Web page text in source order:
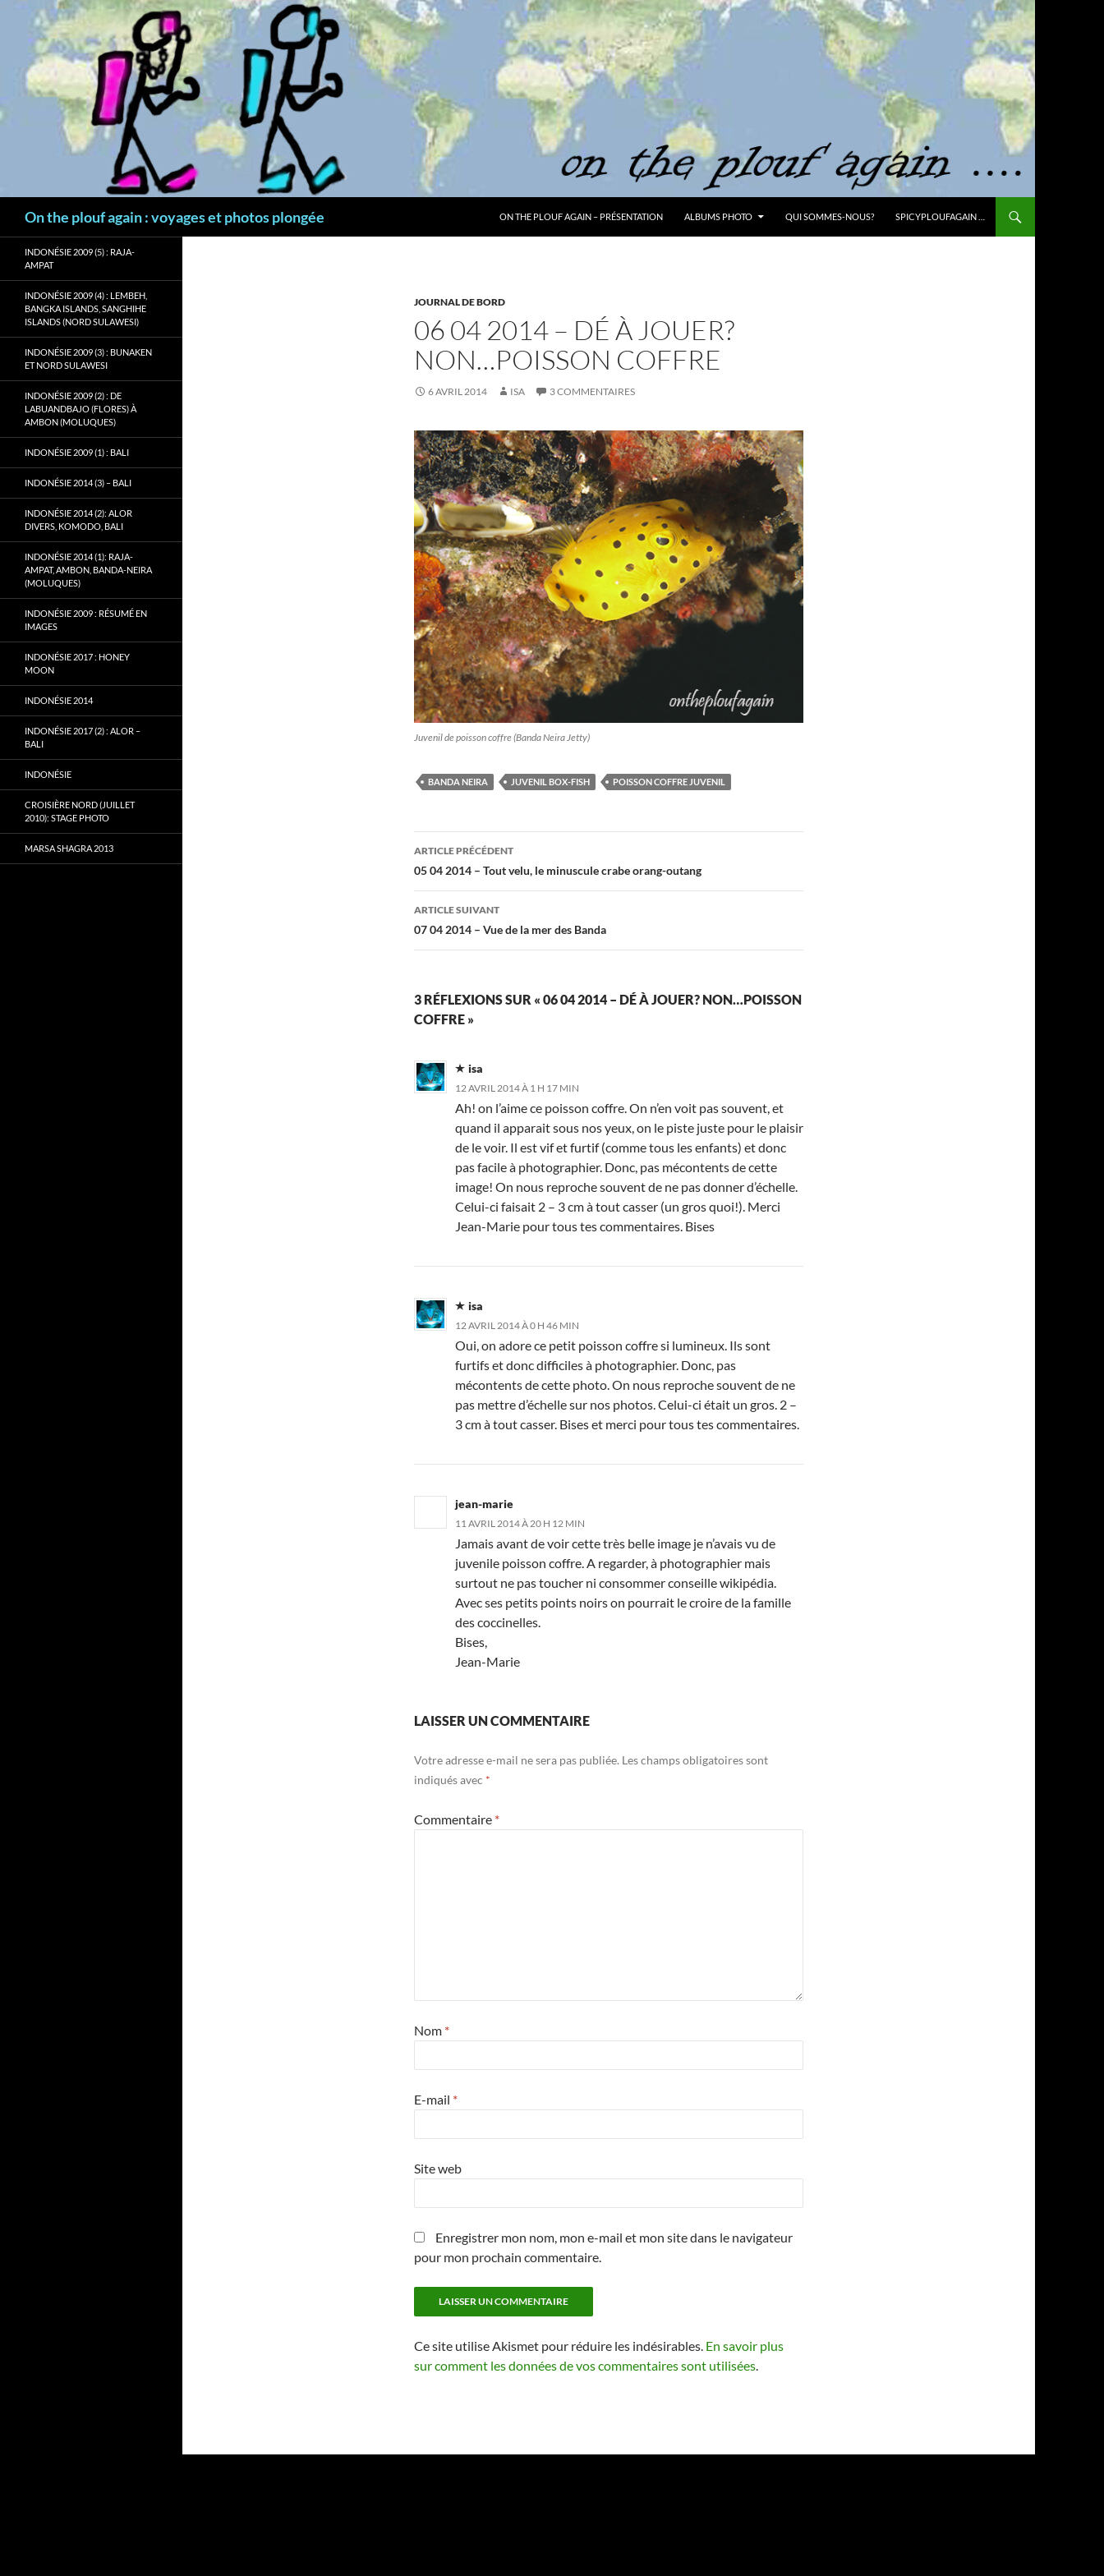
contenu
On the plouf again : voyages et photos plongée ON THE PLOUF AGAIN – PRÉSENTATION ALBUMS PHOTO QUI SOMMES-NOUS? SPICYPLOUFAGAIN …
JOURNAL DE BORD
06 04 2014 – DÉ À JOUER?
NON…POISSON COFFRE
6 AVRIL 2014 ISA 3 COMMENTAIRES
Juvenil de poisson coffre (Banda Neira Jetty)
BANDA NEIRA JUVENIL BOX-FISH POISSON COFFRE JUVENIL
Navigation
des
articles
ARTICLE PRÉCÉDENT
05 04 2014 – Tout velu, le minuscule crabe orang-outang
ARTICLE SUIVANT
07 04 2014 – Vue de la mer des Banda
3 RÉFLEXIONS SUR « 06 04 2014 – DÉ À JOUER? NON…POISSON
COFFRE »
isa
12 AVRIL 2014 À 1 H 17 MIN
Ah! on l’aime ce poisson coffre. On n’en voit pas souvent, et
quand il apparait sous nos yeux, on le piste juste pour le plaisir
de le voir. Il est vif et furtif (comme tous les enfants) et donc
pas facile à photographier. Donc, pas mécontents de cette
image! On nous reproche souvent de ne pas donner d’échelle.
Celui-ci faisait 2 – 3 cm à tout casser (un gros quoi!). Merci
Jean-Marie pour tous tes commentaires. Bises
isa
12 AVRIL 2014 À 0 H 46 MIN
Oui, on adore ce petit poisson coffre si lumineux. Ils sont
furtifs et donc difficiles à photographier. Donc, pas
mécontents de cette photo. On nous reproche souvent de ne
pas mettre d’échelle sur nos photos. Celui-ci était un gros. 2 –
3 cm à tout casser. Bises et merci pour tous tes commentaires.
jean-marie
11 AVRIL 2014 À 20 H 12 MIN
Jamais avant de voir cette très belle image je n’avais vu de
juvenile poisson coffre. A regarder, à photographier mais
surtout ne pas toucher ni consommer conseille wikipédia.
Avec ses petits points noirs on pourrait le croire de la famille
des coccinelles.
Bises,
Jean-Marie
LAISSER UN COMMENTAIRE
Votre adresse e-mail ne sera pas publiée. Les champs obligatoires sont
indiqués avec *
Commentaire *
Nom *
E-mail *
Site web
Enregistrer mon nom, mon e-mail et mon site dans le navigateur
pour mon prochain commentaire.
Ce site utilise Akismet pour réduire les indésirables. En savoir plus
sur comment les données de vos commentaires sont utilisées
INDONÉSIE 2009 (5) : RAJA-
AMPAT
INDONÉSIE 2009 (4) : LEMBEH,
BANGKA ISLANDS, SANGHIHE
ISLANDS (NORD SULAWESI)
INDONÉSIE 2009 (3) : BUNAKEN
ET NORD SULAWESI
INDONÉSIE 2009 (2) : DE
LABUANDBAJO (FLORES) À
AMBON (MOLUQUES)
INDONÉSIE 2009 (1) : BALI
INDONÉSIE 2014 (3) – BALI
INDONÉSIE 2014 (2): ALOR
DIVERS, KOMODO, BALI
INDONÉSIE 2014 (1): RAJA-
AMPAT, AMBON, BANDA-NEIRA
(MOLUQUES)
INDONÉSIE 2009 : RÉSUMÉ EN
IMAGES
INDONÉSIE 2017 : HONEY
MOON
INDONÉSIE 2014
INDONÉSIE 2017 (2) : ALOR –
BALI
INDONÉSIE
CROISIÈRE NORD (JUILLET
2010): STAGE PHOTO
MARSA SHAGRA 2013